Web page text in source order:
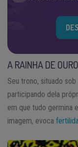
A RAINHA DE
Seu trono, situado
participando dela
em que tudo germina
imagem, evoca